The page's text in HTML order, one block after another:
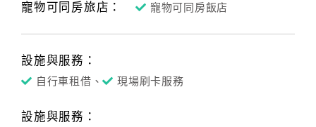
寵物可同房旅店： 寵物可同房飯店
設施與服務：
自行車租借、 現場刷卡服務
設施與服務：